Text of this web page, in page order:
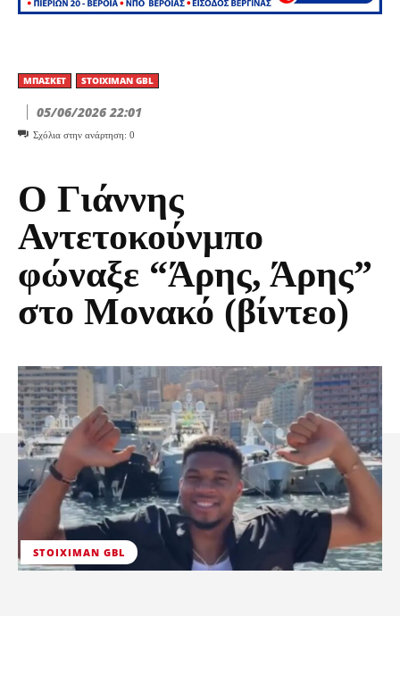
ΜΠΆΣΚΕΤ STOIXIMAN GBL
05/06/2026 22:01
Σχόλια στην ανάρτηση: 0
Ο Γιάννης
Αντετοκούνμπο
φώναξε “Άρης, Άρης”
στο Μονακό (βίντεο)
STOIXIMAN GBL